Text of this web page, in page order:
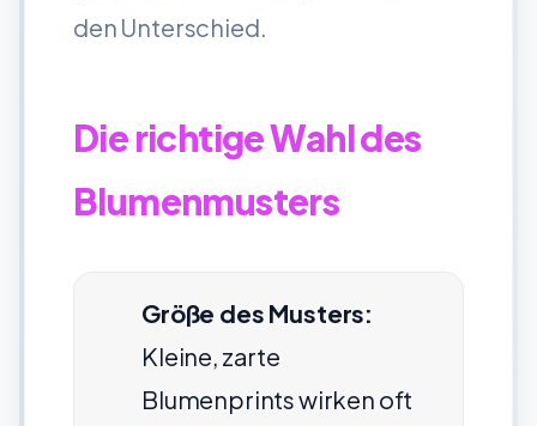
den Unterschied.
Die richtige Wahl des
Blumenmusters
Größe des Musters:
Kleine, zarte
Blumenprints wirken oft